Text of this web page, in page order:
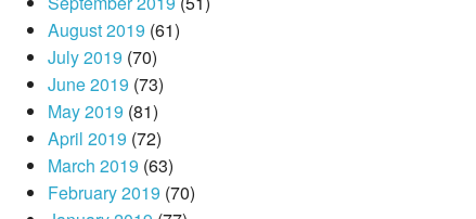
August 2019 (61)
July 2019 (70)
June 2019 (73)
May 2019 (81)
April 2019 (72)
March 2019 (63)
February 2019 (70)